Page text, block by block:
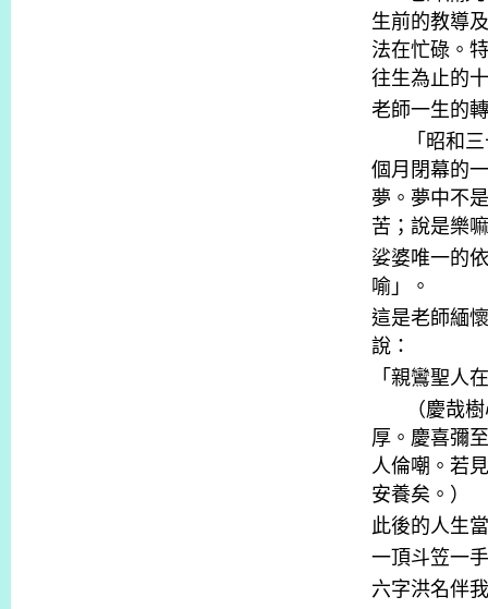
生前的教導
法在忙碌。
往生為止的
老師一生的
「昭和
個月閉幕的
夢。夢中不
苦；說是樂
娑婆唯一的
喻」。
這是老師緬
說：
「親鸞聖人
（慶哉
厚。慶喜彌
人倫嘲。若
安養矣。）
此後的人生
一頂斗笠一
六字洪名伴